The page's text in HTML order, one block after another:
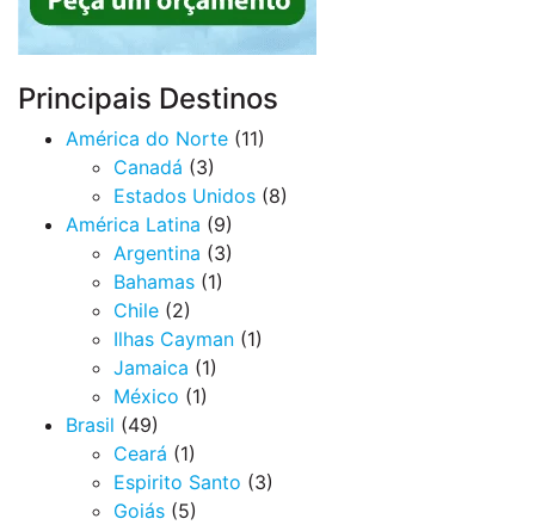
Principais Destinos
América do Norte (11)
Canadá (3)
Estados Unidos (8)
América Latina (9)
Argentina (3)
Bahamas (1)
Chile (2)
Ilhas Cayman (1)
Jamaica (1)
México (1)
Brasil (49)
Ceará (1)
Espirito Santo (3)
Goiás (5)